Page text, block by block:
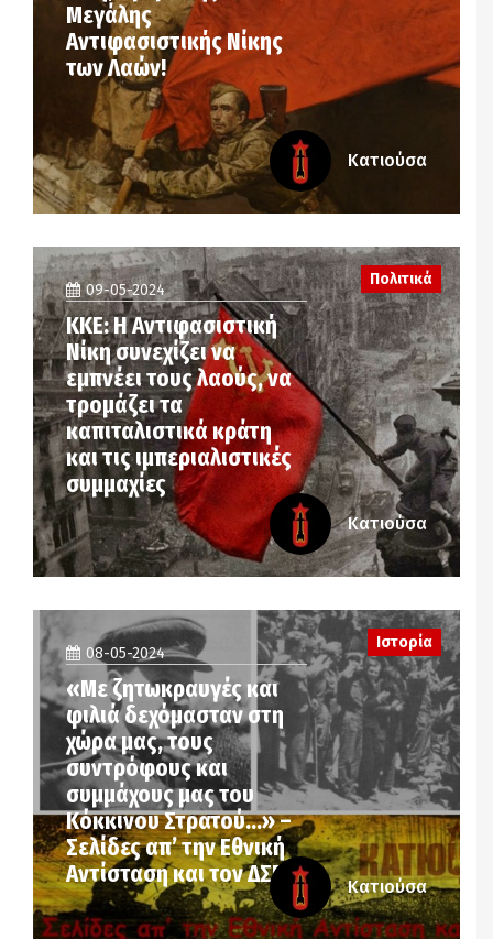
Μεγάλης
Αντιφασιστικής Νίκης
των Λαών!
Κατιούσα
09-05-2024
ΚΚΕ: Η Αντιφασιστική
Νίκη συνεχίζει να
εμπνέει τους λαούς, να
τρομάζει τα
καπιταλιστικά κράτη
και τις ιμπεριαλιστικές
συμμαχίες
Πολιτικά
Κατιούσα
08-05-2024
«Με ζητωκραυγές και
φιλιά δεχόμασταν στη
χώρα μας, τους
συντρόφους και
συμμάχους μας του
Κόκκινου Στρατού…» –
Σελίδες απ’ την Εθνική
Αντίσταση και τον ΔΣΕ
Ιστορία
Κατιούσα